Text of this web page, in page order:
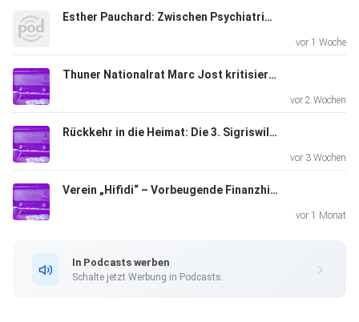
Esther Pauchard: Zwischen Psychiatrie und Kriminalroman
vor 1 Woche
Thuner Nationalrat Marc Jost kritisiert Kürzung der Friedensförderung zu Gunsten der Armee
vor 2 Wochen
Rückkehr in die Heimat: Die 3. Sigriswiler Heimattage
vor 3 Wochen
Verein „Hifidi“ – Vorbeugende Finanzhilfe entlastet Gemeinden
vor 1 Monat
In Podcasts werben
Schalte jetzt Werbung in Podcasts.